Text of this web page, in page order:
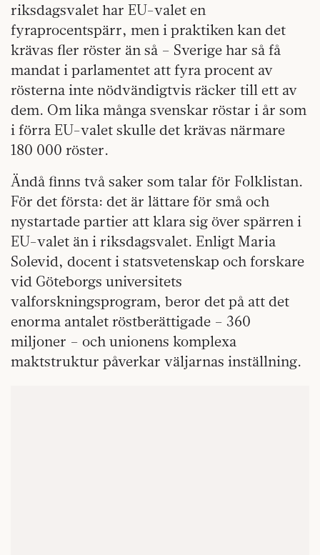
riksdagsvalet har EU-valet en
fyraprocentspärr, men i praktiken kan det
krävas fler röster än så – Sverige har så få
mandat i parlamentet att fyra procent av
rösterna inte nödvändigtvis räcker till ett av
dem. Om lika många svenskar röstar i år som
i förra EU-valet skulle det krävas närmare
180 000 röster.
Ändå finns två saker som talar för Folklistan.
För det första: det är lättare för små och
nystartade partier att klara sig över spärren i
EU-valet än i riksdagsvalet. Enligt Maria
Solevid, docent i statsvetenskap och forskare
vid Göteborgs universitets
valforskningsprogram, beror det på att det
enorma antalet röstberättigade – 360
miljoner – och unionens komplexa
maktstruktur påverkar väljarnas inställning.